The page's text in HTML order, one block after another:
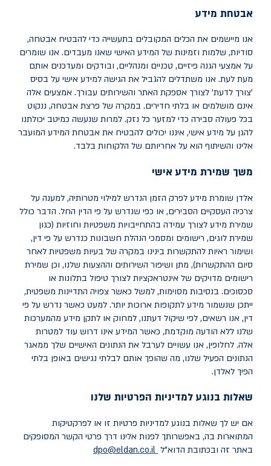
אבטחת מידע
אנו מיישמים את הכלים המקובלים בתעשייה כדי להבטיח אבטחה,
סודיות, שלמות וזמינות של המידע האישי שאנו מעבדים. אנו שומרים
על אמצעי הגנה פיזיים, טכניים ומנהליים, ובודקים ומעדכנים אותם
מעת לעת. אנו משתדלים להגביל את הגישה למידע אישי על בסיס
'צורך לדעת' לצורך אספקת האתר והשירותים עבורך. אמצעים אלה
אינם מושלמים או בלתי חדירים. במקרה של פרצת אבטחה, ננקוט
בכל פעולה סבירה כדי למזער כל נזק. למרות שנעשה כמיטב יכולתנו
להגן על מידע אישי, איננו יכולים להבטיח את אבטחת המידע המועבר
אלינו והשיתוף הוא על אחריותם של הלקוחות בלבד.
משך שמירת מידע אישי
אלדן שומרת מידע לפרק הזמן הנדרש למילוי מטרותיה, למענה על
צרכיה העסקיים הסבירים, או כפי שנדרש על פי הדין החל. הדבר כולל
שמירת מידע לצורך עמידה בהתחייבויות משפטיות וחוזיות (כגון
שמירת לוגים, רישומים ומסמכי הנהלת חשבונות כנדרש על פי דין,
ושימור ראיות להתקשרות בינינו במקרה של בעיות משפטיות לאחר
סיום ההתקשרות), מתן ושיפור השירותים וההצעות שלנו, וכן שמירת
רישומים מדויקים של אינטראקציות לצורך טיפול בתלונות או
סכסוכים. בנסיבות מסוימות, למשל כאשר צפויה התדיינות משפטית,
ייתכן שנשמור מידע לתקופות ארוכות יותר. למעט כאשר נדרש על פי
דין, אנו רשאים, לפי שיקול דעתנו, למחוק או לתקן מידע מהמערכות
שלנו ללא הודעה מוקדמת, כאשר המידע אינו דרוש עוד למטרות
אלה. לחלופין, אנו עשויים לערבל את הנתונים האישיים שלך ממאגר
הנתונים הפעיל שלנו, מה שהופך אותם לבלתי נגישים באופן בלתי
הפיך לאלדן.
שאלות בנוגע למדיניות הפרטיות שלנו
אם יש לך שאלות בנוגע למדיניות פרטיות זו או לפרקטיקות
המתוארות בה, באפשרותך לפנות אלינו דרך פרטי הקשר המסופקים
באתר זה ובכתובת הדוא"ל dpo@eldan.co.il